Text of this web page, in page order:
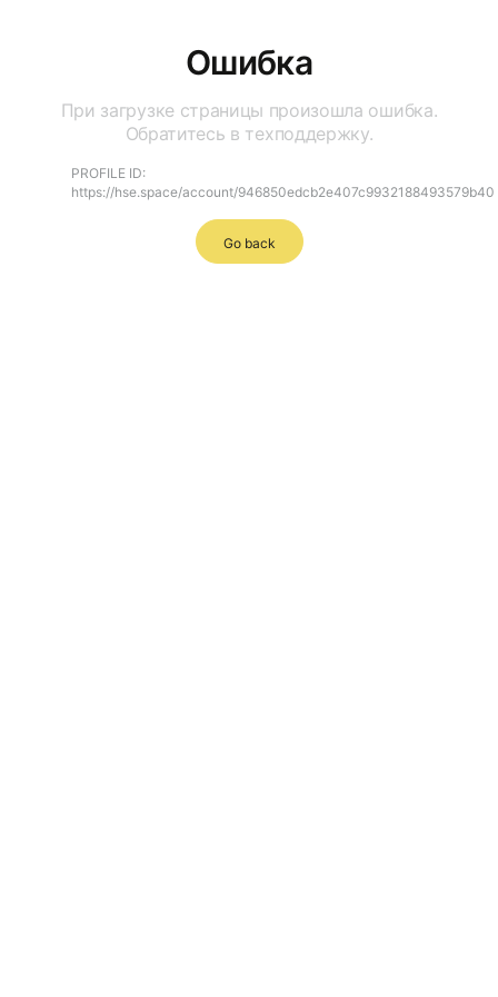
Ошибка
При загрузке страницы произошла ошибка.
Обратитесь в техподдержку.
PROFILE ID:
https://hse.space/account/946850edcb2e407c9932188493579b40
Go back